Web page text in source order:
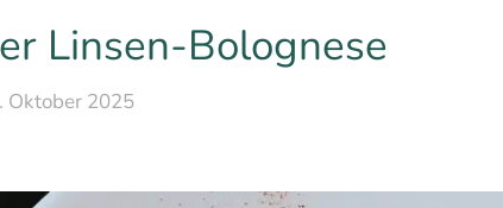
Linsen-Bolognese
Oktober 2025